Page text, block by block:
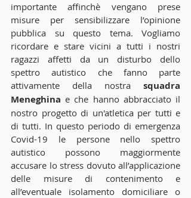
importante affinchè vengano prese
misure per sensibilizzare l’opinione
pubblica su questo tema. Vogliamo
ricordare e stare vicini a tutti i nostri
ragazzi affetti da un disturbo dello
spettro autistico che fanno parte
attivamente della nostra squadra
Meneghina e che hanno abbracciato il
nostro progetto di un'atletica per tutti e
di tutti. In questo periodo di emergenza
Covid-19 le persone nello spettro
autistico possono maggiormente
accusare lo stress dovuto all’applicazione
delle misure di contenimento e
all’eventuale isolamento domiciliare o